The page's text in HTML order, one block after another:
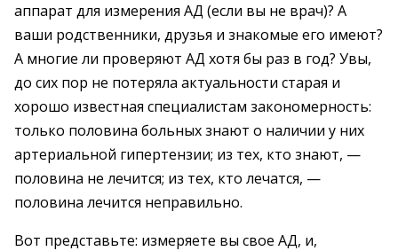
аппарат для измерения АД (если вы не врач)? А
ваши родственники, друзья и знакомые его имеют?
А многие ли проверяют АД хотя бы раз в год? Увы,
до сих пор не потеряла актуальности старая и
хорошо известная специалистам закономерность:
только половина больных знают о наличии у них
артериальной гипертензии; из тех, кто знают, —
половина не лечится; из тех, кто лечатся, —
половина лечится неправильно.
Вот представьте: измеряете вы свое АД, и,